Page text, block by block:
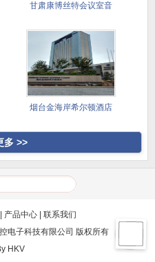
甘肃康博丝特会议室音
烟台金海岸希尔顿酒店
多 >>
产品中心| 联系我们
电子科技有限公司 版权所有
HKV